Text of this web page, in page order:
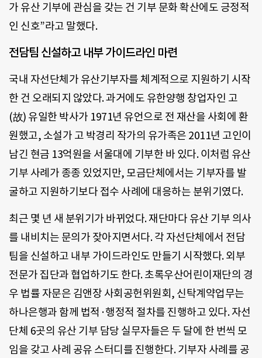
가 유산 기부에 관심을 갖는 건 기부 문화 확산에도 긍정적
인 신호”라고 말했다.
전담팀 신설하고 내부 가이드라인 마련
국내 자선단체가 유산기부자를 체계적으로 지원하기 시작
한 건 오래되지 않았다. 과거에도 유한양행 창업자인 고
(故) 유일한 박사가 1971년 유언으로 전 재산을 사회에 환
원했고, 소설가 고 박경리 작가의 유가족은 2011년 고인이
남긴 현금 13억원을 서울대에 기부한 바 있다. 이처럼 유산
기부 사례가 종종 있었지만, 모금단체에서는 기부자를 발
굴하고 지원하기보다 접수 사례에 대응하는 분위기였다.
최근 몇 년 새 분위기가 바뀌었다. 재단마다 유산 기부 의사
를 내비치는 문의가 잦아지면서다. 각 자선단체에서 전담
팀을 신설하고 내부 가이드라인도 만들기 시작했다. 외부
전문가 집단과 협업하기도 한다. 초록우산어린이재단의 경
우 법률 자문은 김앤장 사회공헌위원회, 신탁계약업무는
하나은행과 함께 법적·행정적 절차를 진행하고 있다. 자선
단체 6곳의 유산 기부 담당 실무자들은 두 달에 한 번씩 모
임을 갖고 사례 공유 스터디를 진행한다. 기부자 사례를 공